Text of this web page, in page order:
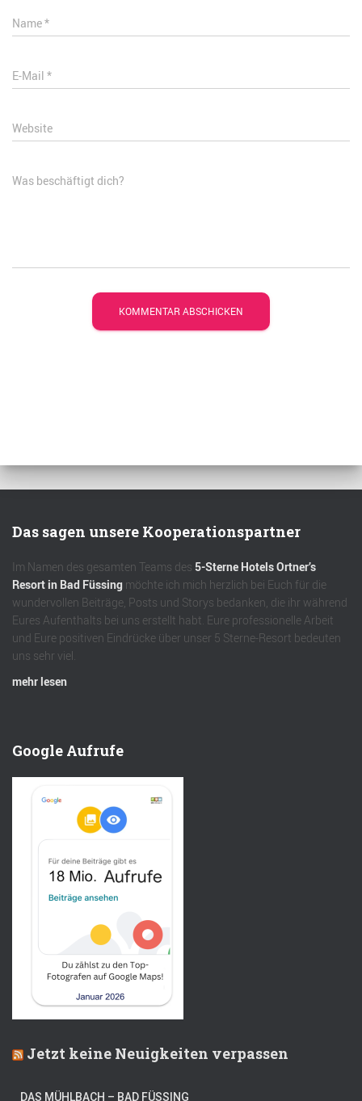
Name*
E-Mail *
Website
Was beschäftigt dich?
Das sagen unsere Kooperationspartner
Im Namen des gesamten Teams des 5-Sterne Hotels Ortner’s
Resort in Bad Füssing möchte ich mich herzlich bei Euch für die
wundervollen Beiträge, Posts und Storys bedanken, die ihr während
Eures Aufenthalts bei uns erstellt habt. Eure professionelle Arbeit
und Eure positiven Eindrücke über unser 5 Sterne-Resort bedeuten
uns sehr viel.
mehr lesen
Google Aufrufe
Jetzt keine Neuigkeiten verpassen
DAS MÜHLBACH – BAD FÜSSING